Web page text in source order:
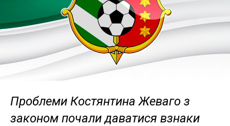
Проблеми Костянтина Жеваго з
законом почали даватися взнаки